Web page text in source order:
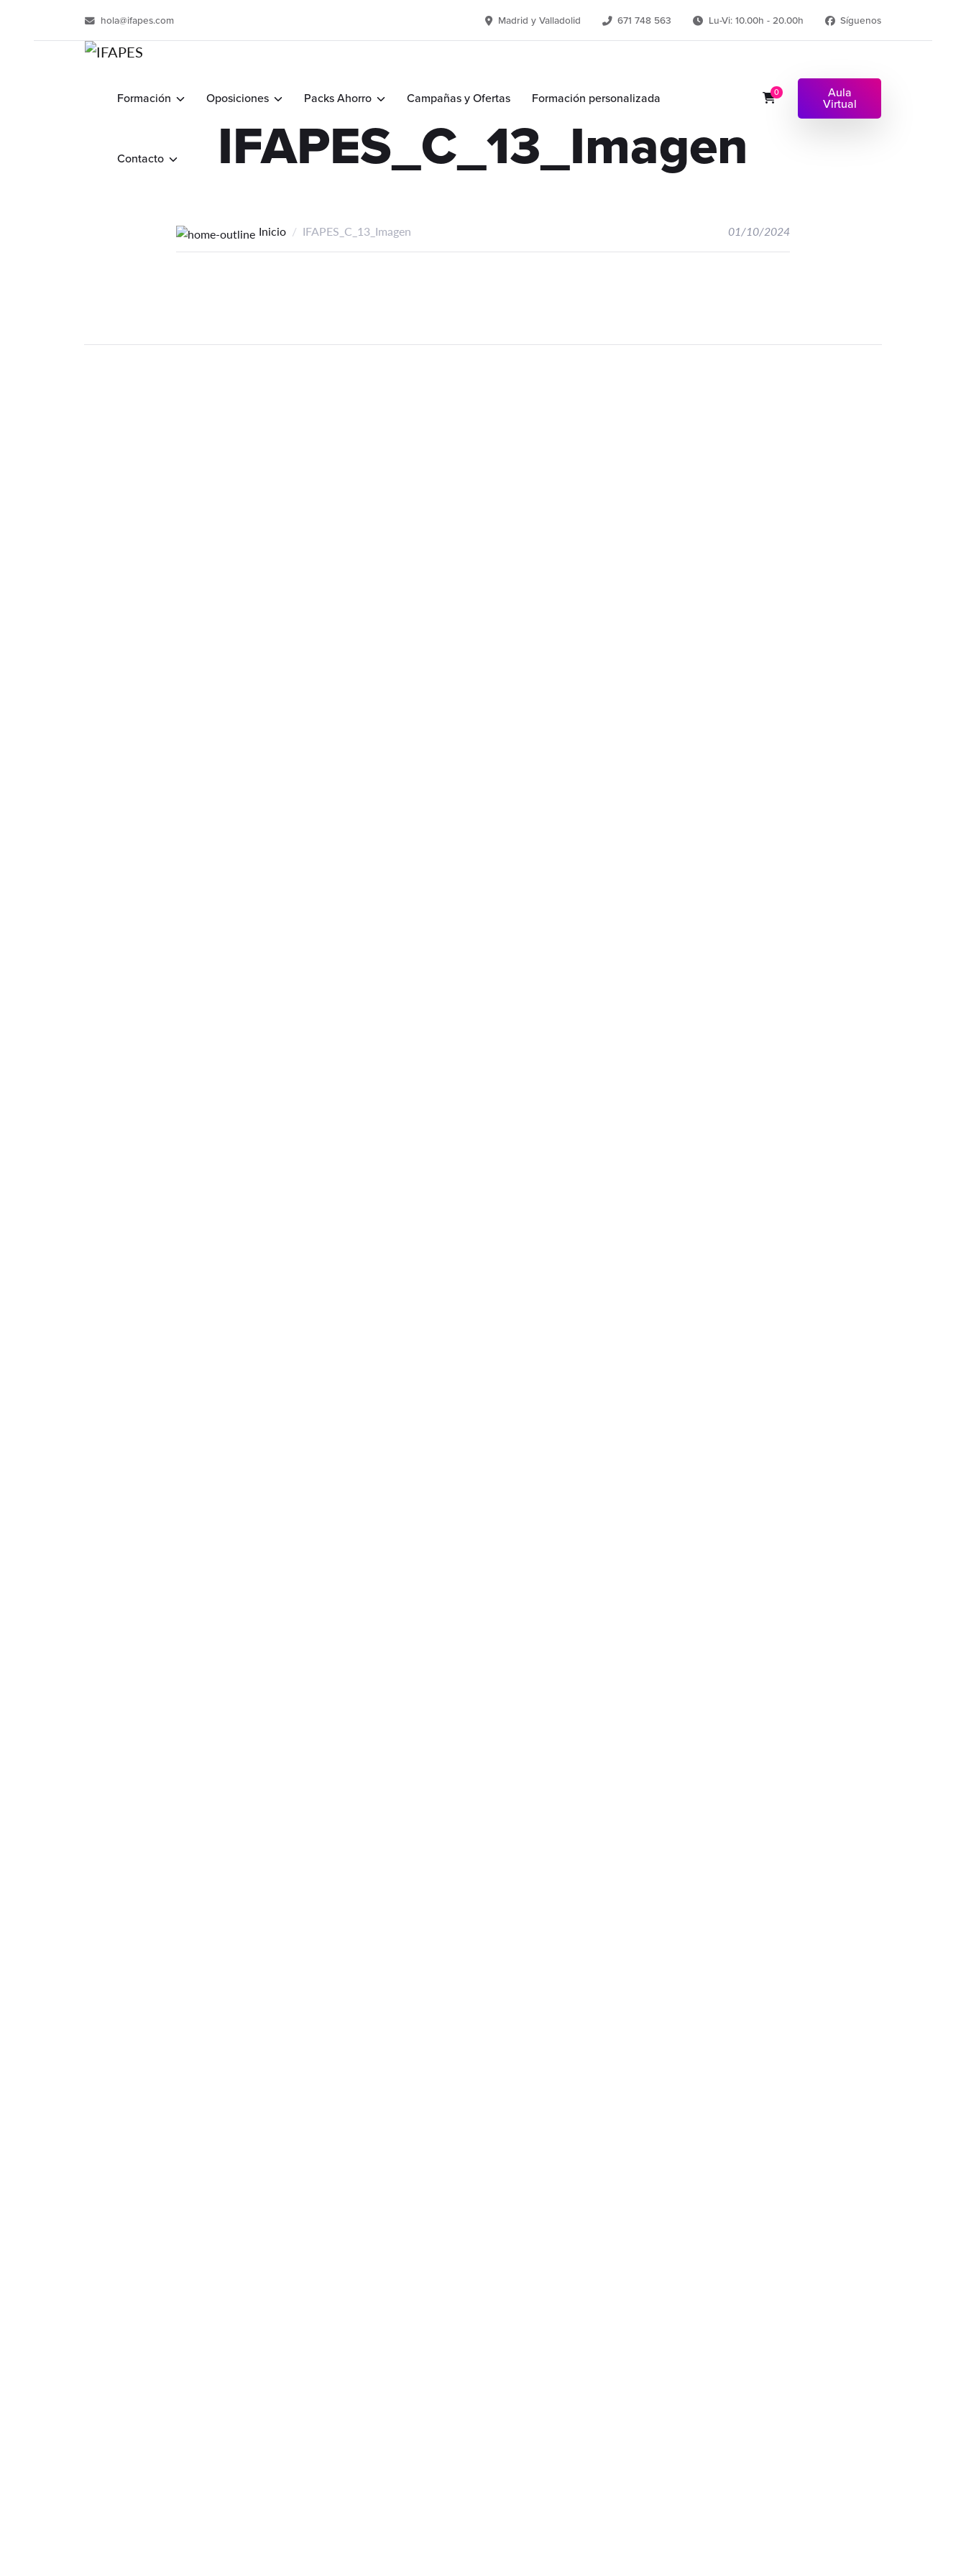
hola@ifapes.com Madrid y Valladolid 671 748 563 Lu-Vi: 10.00h - 20.00h Síguenos
Formación Oposiciones Packs Ahorro Campañas y Ofertas Formación personalizada
Contacto
0 Aula
Virtual
IFAPES_C_13_Imagen
Inicio IFAPES_C_13_Imagen 01/10/2024